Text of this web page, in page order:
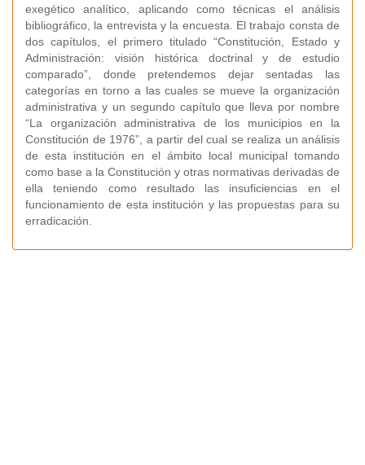
exegético analítico, aplicando como técnicas el análisis
bibliográfico, la entrevista y la encuesta. El trabajo consta de
dos capítulos, el primero titulado “Constitución, Estado y
Administración: visión histórica doctrinal y de estudio
comparado”, donde pretendemos dejar sentadas las
categorías en torno a las cuales se mueve la organización
administrativa y un segundo capítulo que lleva por nombre
“La organización administrativa de los municipios en la
Constitución de 1976”, a partir del cual se realiza un análisis
de esta institución en el ámbito local municipal tomando
como base a la Constitución y otras normativas derivadas de
ella teniendo como resultado las insuficiencias en el
funcionamiento de esta institución y las propuestas para su
erradicación.